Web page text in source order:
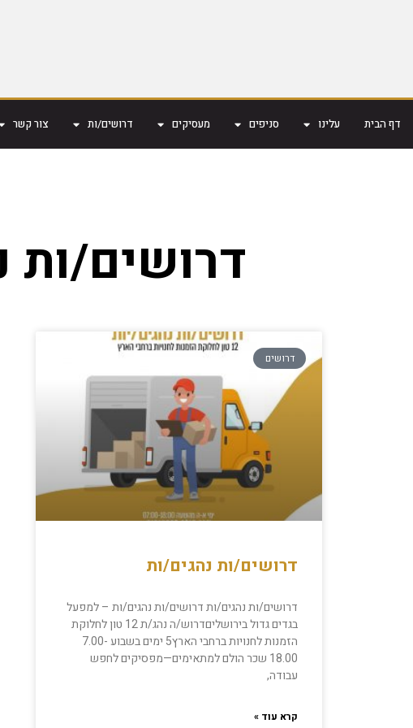
דף הבית עלינו סניפים מעסיקים דרושים/ות צור קשר
דרושים/ות
דרושים
דרושים/ות נהגים/ות
דרושים/ות נהגים/ות דרושים/ות נהגים/ות​ – ​למפעל
בגדים גדול בירושליםדרוש/ה נהג/ת 12 טון לחלוקת
הזמנות לחנויות ברחבי הארץ5 ימים בשבוע 7.00-
18.00 שכר הולם למתאימים—מפסיקים לחפש
עבודה,
קרא עוד »